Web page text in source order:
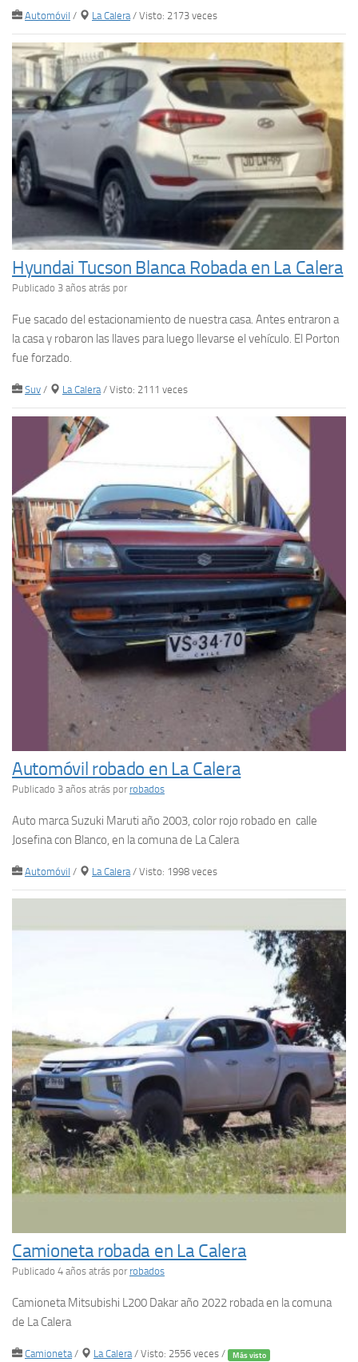
Automóvil / La Calera / Visto: 2173 veces
Hyundai Tucson Blanca Robada en La Calera
Publicado 3 años atrás por
Fue sacado del estacionamiento de nuestra casa. Antes entraron a
la casa y robaron las llaves para luego llevarse el vehículo. El Porton
fue forzado.
Suv / La Calera / Visto: 2111 veces
Automóvil robado en La Calera
Publicado 3 años atrás por robados
Auto marca Suzuki Maruti año 2003, color rojo robado en calle
Josefina con Blanco, en la comuna de La Calera
Automóvil / La Calera/ Visto: 1998 veces
Camioneta robada en La Calera
Publicado 4 años atrás por robados
Camioneta Mitsubishi L200 Dakar año 2022 robada en la comuna
de La Calera
Camioneta/ La Calera/ Visto: 2556 veces / Más visto